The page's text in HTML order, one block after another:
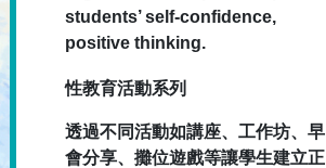
students’ self-confidence,
positive thinking.
性教育活動系列
透過不同活動如講座、工作坊、早
會分享、攤位遊戲等讓學生建立正